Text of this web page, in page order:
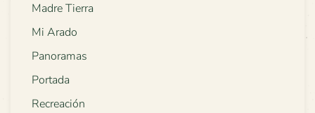
Madre Tierra
Mi Arado
Panoramas
Portada
Recreación